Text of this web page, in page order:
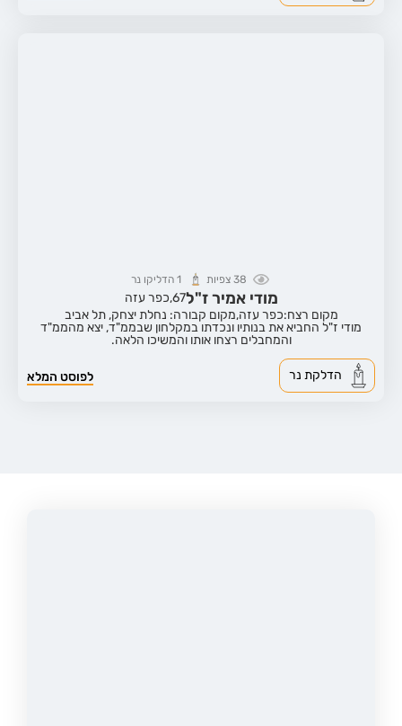
38 צפיות 1 הדליקו נר
מודי אמיר ז"ל67, כפר עזה
מקום רצח:כפר עזה,מקום קבורה: נחלת יצחק, תל אביב
מודי ז"ל החביא את בנותיו ונכדתו במקלחון שבממ"ד, יצא מהממ"ד
והמחבלים רצחו אותו והמשיכו הלאה.
לפוסט המלא הדלקת נר